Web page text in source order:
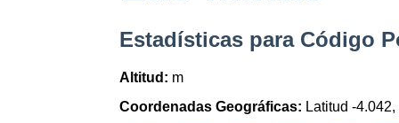
Estadísticas para Código
Altitud: m
Coordenadas Geográficas: Latitud -